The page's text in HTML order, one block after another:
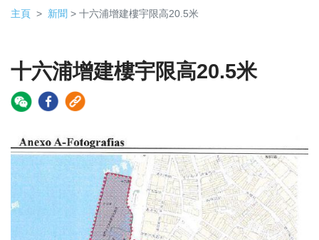
主頁 新聞 > 十六浦增建樓宇限高20.5米
十六浦增建樓宇限高20.5米